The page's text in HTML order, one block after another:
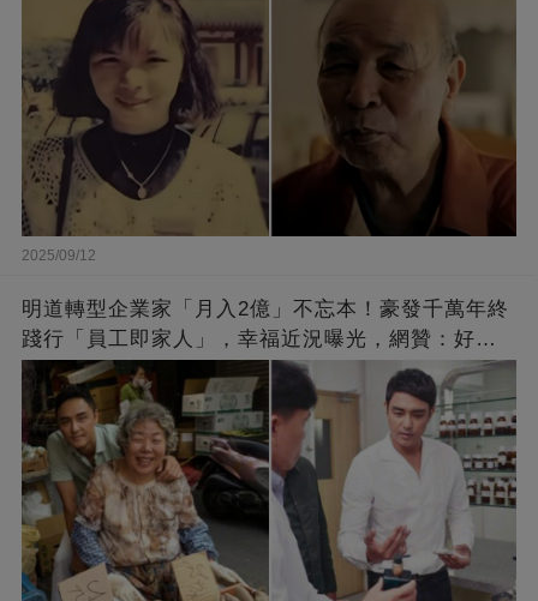
2025/09/12
明道轉型企業家「月入2億」不忘本！豪發千萬年終
踐行「員工即家人」，幸福近況曝光，網贊：好老
闆的福報